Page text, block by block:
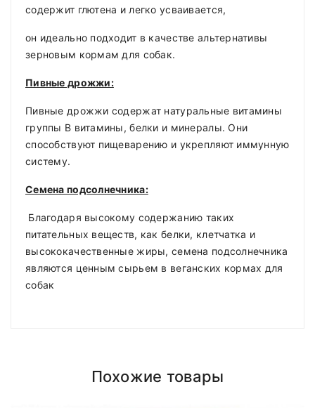
содержит глютена и легко усваивается,
он идеально подходит в качестве альтернативы
зерновым кормам для собак.
Пивные дрожжи:
Пивные дрожжи содержат натуральные витамины
группы В витамины, белки и минералы. Они
способствуют пищеварению и укрепляют иммунную
систему.
Семена подсолнечника:
Благодаря высокому содержанию таких
питательных веществ, как белки, клетчатка и
высококачественные жиры, семена подсолнечника
являются ценным сырьем в веганских кормах для
собак
постепенно, в течение 3-5 дней.
Доставка осуществляется день в день
Short Dress
roadthemesПохожие товары